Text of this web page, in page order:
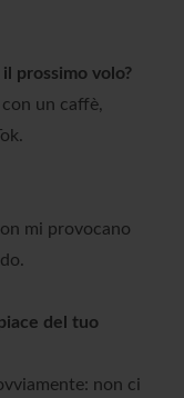
prossimo volo?
un caffè,
mi provocano
del tuo
non ci